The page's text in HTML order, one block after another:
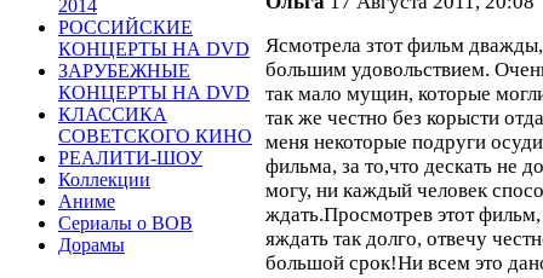
2014
РОССИЙСКИЕ
КОНЦЕРТЫ НА DVD
ЗАРУБЕЖНЫЕ
КОНЦЕРТЫ НА DVD
КЛАССИКА
СОВЕТСКОГО КИНО
РЕАЛИТИ-ШОУ
Коллекции
Аниме
Сериалы о ВОВ
Дорамы
Ясмотрела зтот фильм
большим удовольствием.
так мало мущин, которые
так же честно без корысти
меня некоторые подруги
фильма, за то,что дескать не
могу, ни каждый человек
ждать.Просмотрев этот
яждать так долго, отвечу
большой срок!Ни всем это